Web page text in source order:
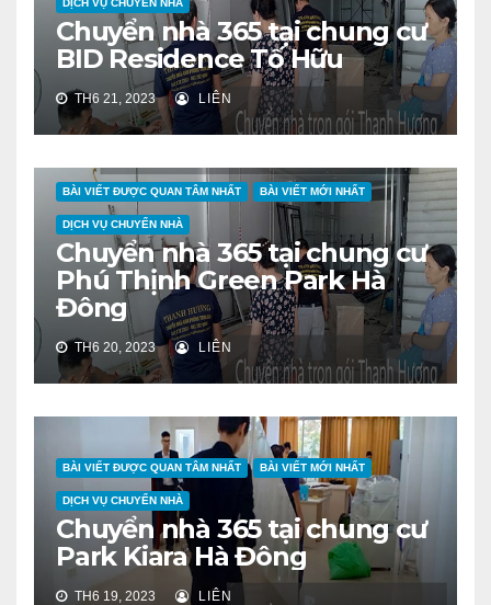
Chuyển nhà 365 tại chung cư
BID Residence Tố Hữu
TH6 21, 2023 LIÊN
BÀI VIẾT ĐƯỢC QUAN TÂM NHẤT BÀI VIẾT MỚI NHẤT
DỊCH VỤ CHUYỂN NHÀ
Chuyển nhà 365 tại chung cư
Phú Thịnh Green Park Hà
Đông
TH6 20, 2023 LIÊN
BÀI VIẾT ĐƯỢC QUAN TÂM NHẤT BÀI VIẾT MỚI NHẤT
DỊCH VỤ CHUYỂN NHÀ
Chuyển nhà 365 tại chung cư
Park Kiara Hà Đông
TH6 19, 2023 LIÊN